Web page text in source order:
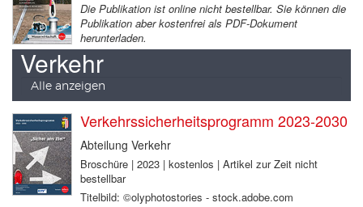
Die Publikation ist online nicht bestellbar. Sie können die
Publikation aber kostenfrei als PDF-Dokument
herunterladen.
Verkehr
Alle anzeigen
Verkehrssicherheitsprogramm 2023-2030
Abteilung Verkehr
Broschüre | 2023 | kostenlos | Artikel zur Zeit nicht
bestellbar
Titelbild: ©olyphotostories - stock.adobe.com